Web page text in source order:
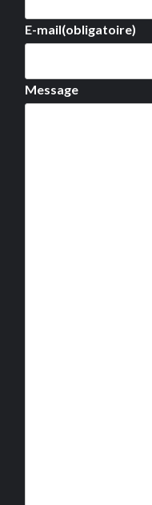
E-mail(obligatoire)
Message